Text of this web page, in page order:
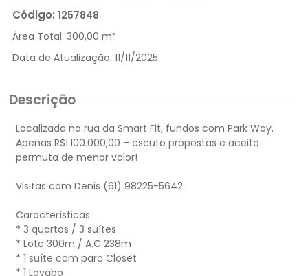
Código: 1257848
Área Total: 300,00 m²
Data de Atualização: 11/11/2025
Descrição
Localizada na rua da Smart Fit, fundos com Park Way.
Apenas R$1.100.000,00 – escuto propostas e aceito
permuta de menor valor!
Visitas com Denis (61) 98225-5642
Características:
* 3 quartos / 3 suítes
* Lote 300m / A.C 238m
* 1 suíte com para Closet
* 1 Lavabo